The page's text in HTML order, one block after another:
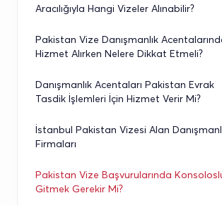
Aracılığıyla Hangi Vizeler Alınabilir?
Pakistan Vize Danışmanlık
Hizmet Alırken Nelere Dikkat Etmeli?
Danışmanlık Acentaları Pakistan Evrak
Tasdik İşlemleri İçin Hizmet Verir Mi?
İstanbul Pakistan Vizesi Alan
Firmaları
Pakistan Vize Başvurularında
Gitmek Gerekir Mi?